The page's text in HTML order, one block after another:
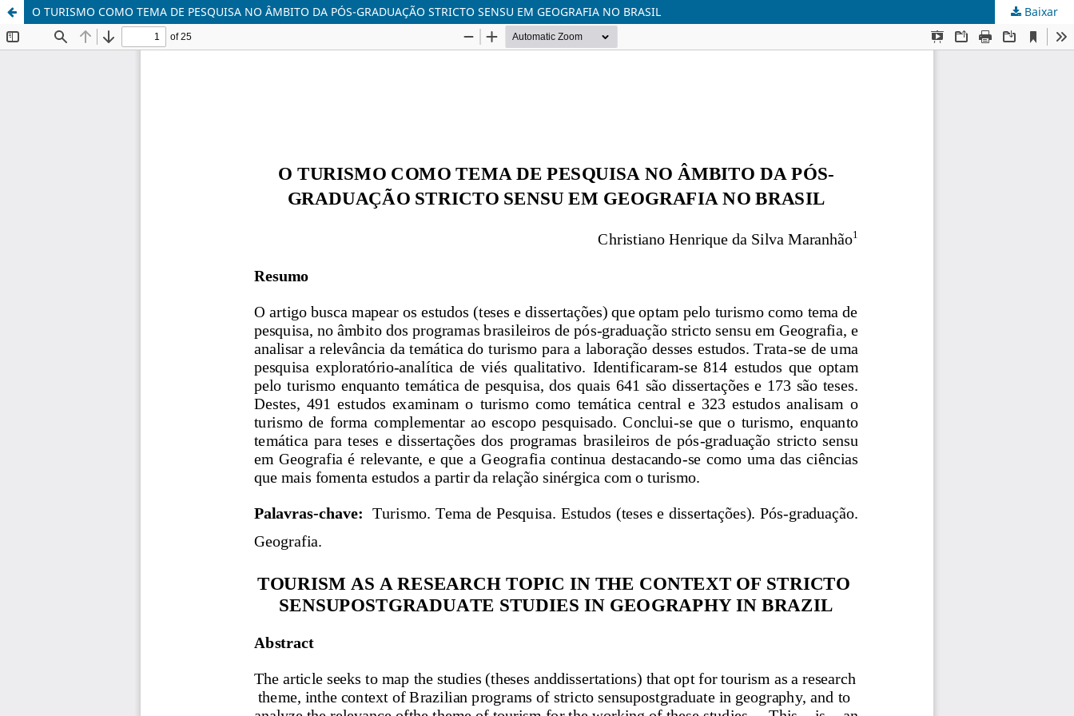
O TURISMO COMO TEMA DE PESQUISA NO ÂMBITO DA PÓS-GRADUAÇÃO STRICTO SENSU EM GEOGRAFIA NO BRASIL Baixar